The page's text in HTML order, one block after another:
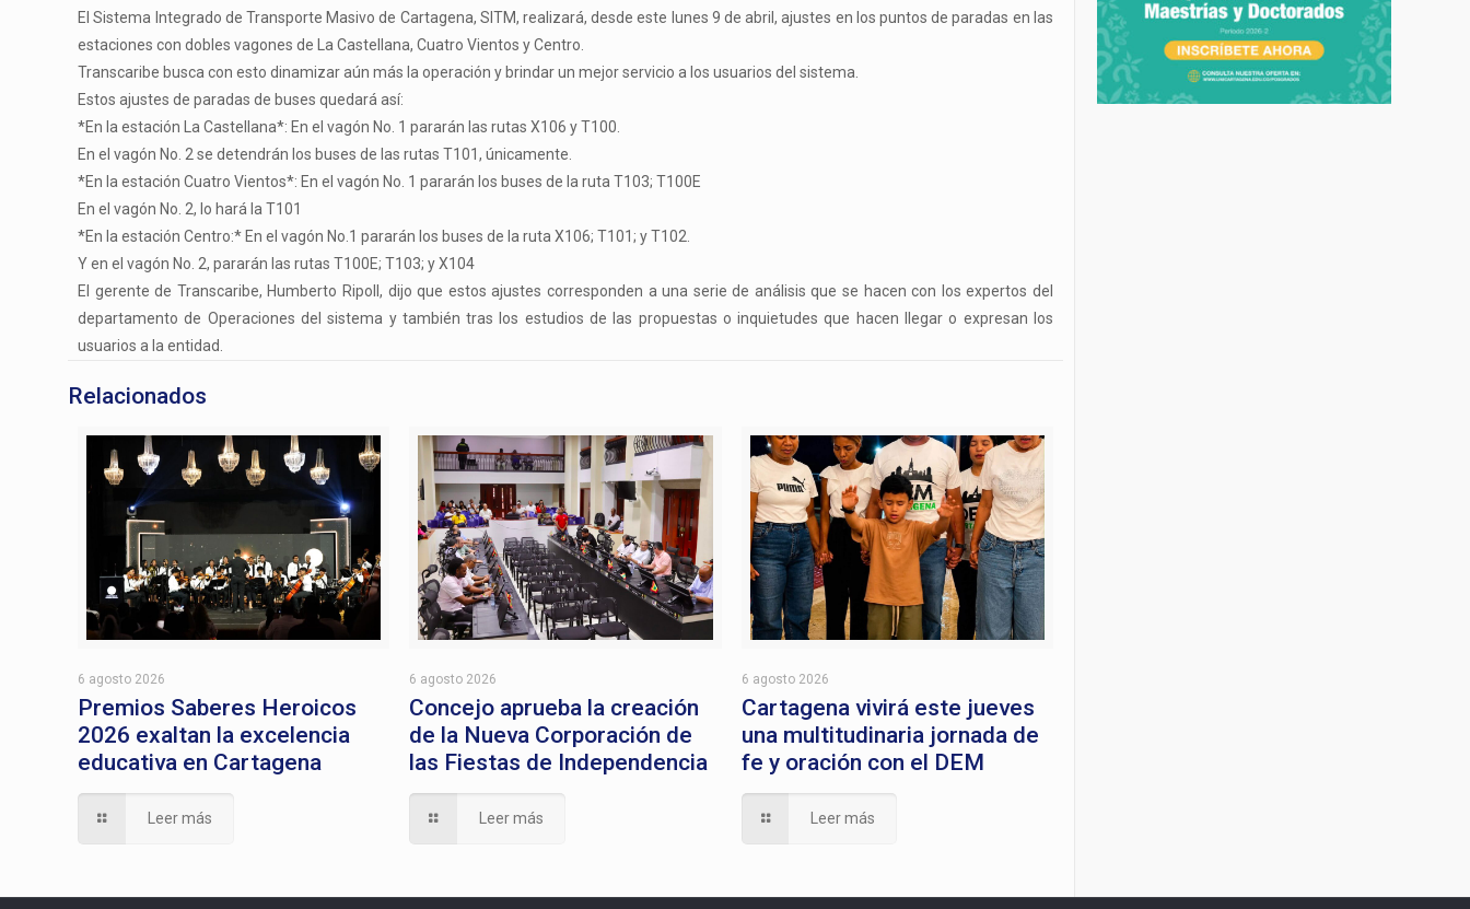
El Sistema Integrado de Transporte Masivo de Cartagena, SITM, realizará, desde este lunes 9 de abril, ajustes en los puntos de paradas en las
estaciones con dobles vagones de La Castellana, Cuatro Vientos y Centro.
Transcaribe busca con esto dinamizar aún más la operación y brindar un mejor servicio a los usuarios del sistema.
Estos ajustes de paradas de buses quedará así:
*En la estación La Castellana*: En el vagón No. 1 pararán las rutas X106 y T100.
En el vagón No. 2 se detendrán los buses de las rutas T101, únicamente.
*En la estación Cuatro Vientos*: En el vagón No. 1 pararán los buses de la ruta T103; T100E
En el vagón No. 2, lo hará la T101
*En la estación Centro:* En el vagón No.1 pararán los buses de la ruta X106; T101; y T102.
Y en el vagón No. 2, pararán las rutas T100E; T103; y X104
El gerente de Transcaribe, Humberto Ripoll, dijo que estos ajustes corresponden a una serie de análisis que se hacen con los expertos del
departamento de Operaciones del sistema y también tras los estudios de las propuestas o inquietudes que hacen llegar o expresan los
usuarios a la entidad.
Relacionados
6 agosto 2026
Premios Saberes Heroicos
2026 exaltan la excelencia
educativa en Cartagena
Leer más
6 agosto 2026
Concejo aprueba la creación
de la Nueva Corporación de
las Fiestas de Independencia
Leer más
6 agosto 2026
Cartagena vivirá este jueves
una multitudinaria jornada de
fe y oración con el DEM
Leer más